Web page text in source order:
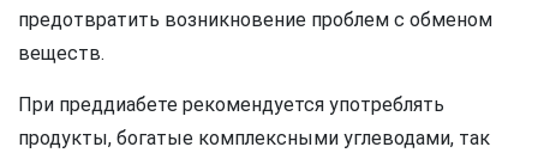
предотвратить возникновение проблем с обменом
веществ.
При преддиабете рекомендуется употреблять
продукты, богатые комплексными углеводами, так